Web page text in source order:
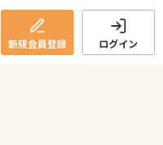
新規会員登録 ログイン